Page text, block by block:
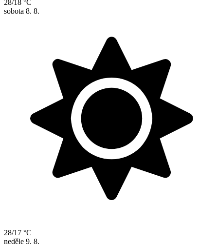
28/18 °C
sobota 8. 8.
28/17 °C
neděle 9. 8.